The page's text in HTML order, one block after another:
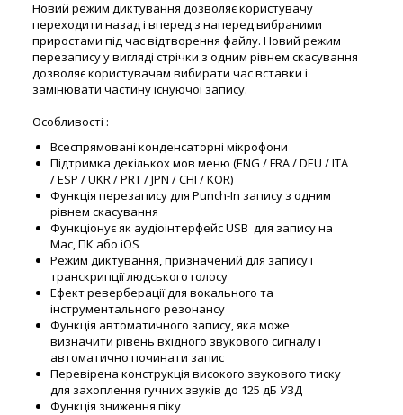
Новий режим диктування дозволяє користувачу
переходити назад і вперед з наперед вибраними
приростами під час відтворення файлу. Новий режим
перезапису у вигляді стрічки з одним рівнем скасування
дозволяє користувачам вибирати час вставки і
замінювати частину існуючої запису.
Особливості :
Всеспрямовані конденсаторні мікрофони
Підтримка декількох мов меню (ENG / FRA / DEU / ITA
/ ESP / UKR / PRT / JPN / CHI / KOR)
Функція перезапису для Punch-In запису з одним
рівнем скасування
Функціонує як аудіоінтерфейс USB для запису на
Mac, ПК або iOS
Режим диктування, призначений для запису і
транскрипції людського голосу
Ефект реверберації для вокального та
інструментального резонансу
Функція автоматичного запису, яка може
визначити рівень вхідного звукового сигналу і
автоматично починати запис
Перевірена конструкція високого звукового тиску
для захоплення гучних звуків до 125 дБ УЗД
Функція зниження піку